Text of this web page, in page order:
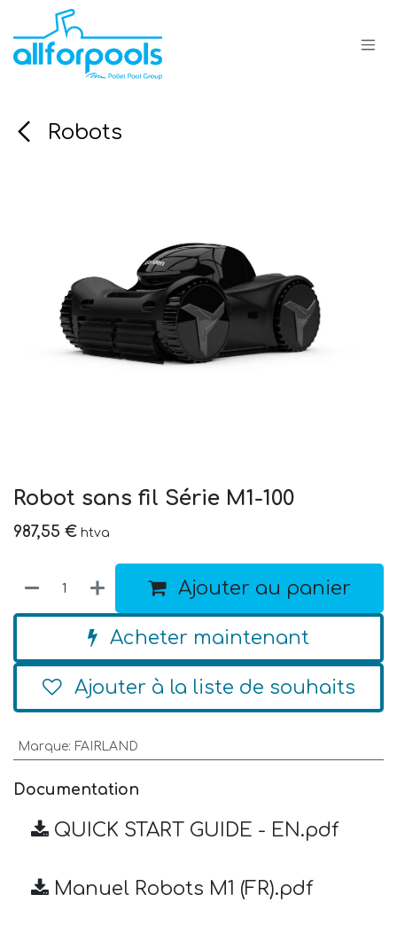
Se rendre au contenu
Robots
Robot sans fil Série M1-100
987,55 € htva
Ajouter au panier
Acheter maintenant
Ajouter à la liste de souhaits
Marque: FAIRLAND
Documentation
QUICK START GUIDE - EN.pdf
Manuel Robots M1 (FR).pdf